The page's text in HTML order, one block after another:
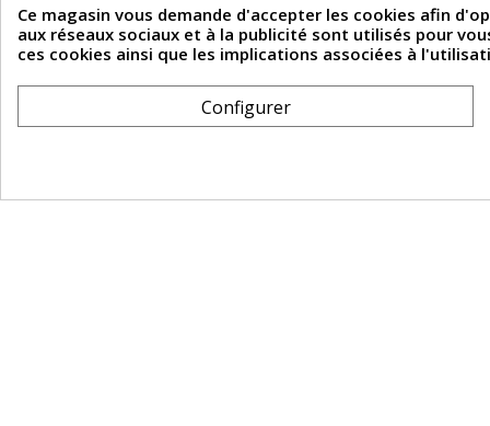
Paiement sécurisé
Un problème de connexion ?
Frais de livraison
Formulaire de rétractation
Outils
Tutos
Ce magasin vous demande d'accepter les cookies afin
aux réseaux sociaux et à la publicité sont utilisés pour
ces cookies ainsi que les implications associées à
Configurer